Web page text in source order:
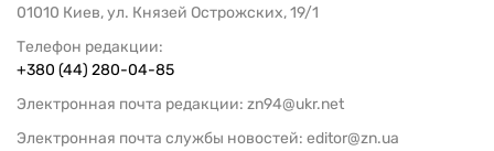
01010 Киев, ул. Князей Острожских, 19/1
Телефон редакции:
+380 (44) 280-04-85
Электронная почта редакции: zn94@ukr.net
Электронная почта службы новостей: editor@zn.ua